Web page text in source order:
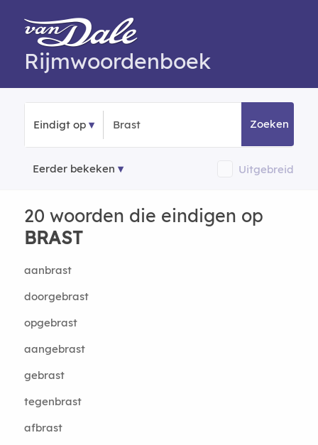
Rijmwoordenboek
Eindigt op Zoeken
Eerder bekeken Uitgebreid
20 woorden die eindigen op
BRAST
aanbrast
doorgebrast
opgebrast
aangebrast
gebrast
tegenbrast
afbrast